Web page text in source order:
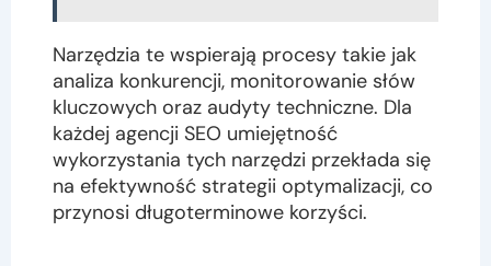
Narzędzia te wspierają procesy takie jak
analiza konkurencji, monitorowanie słów
kluczowych oraz audyty techniczne. Dla
każdej agencji SEO umiejętność
wykorzystania tych narzędzi przekłada się
na efektywność strategii optymalizacji, co
przynosi długoterminowe korzyści.